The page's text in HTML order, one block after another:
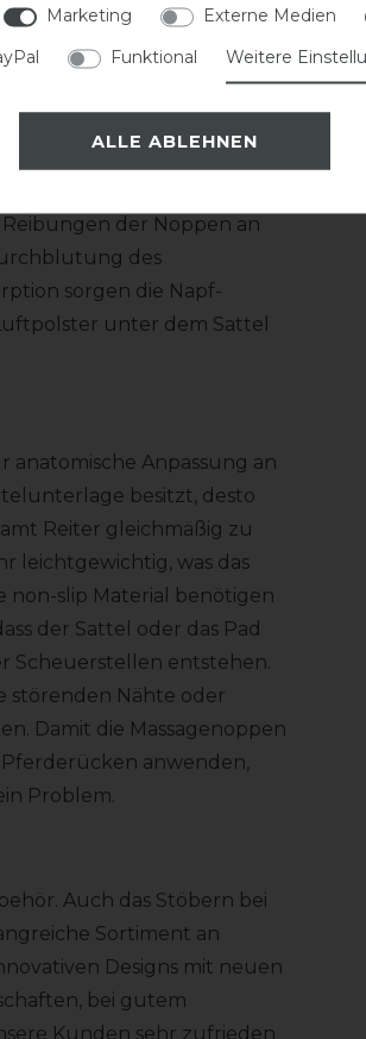
einem angenehmen Preis.
und beeinträchtigt den
verspannte Muskeln
Gelpad mit Hilfe einer
der Noppen an
des
sorgen die Napf-
unter dem Sattel
anatomische Anpassung an
besitzt, desto
Reiter gleichmäßig zu
leichtgewichtig, was das
non-slip Material benötigen
der Sattel oder das Pad
Scheuerstellen entstehen.
störenden Nähte oder
Damit die Massagenoppen
anwenden,
Problem.
Auch das Stöbern bei
Sortiment an
Designs mit neuen
bei gutem
Kunden sehr zufrieden
Marketing Externe Medien
Funktional Weitere
ALLE ABLEHNEN